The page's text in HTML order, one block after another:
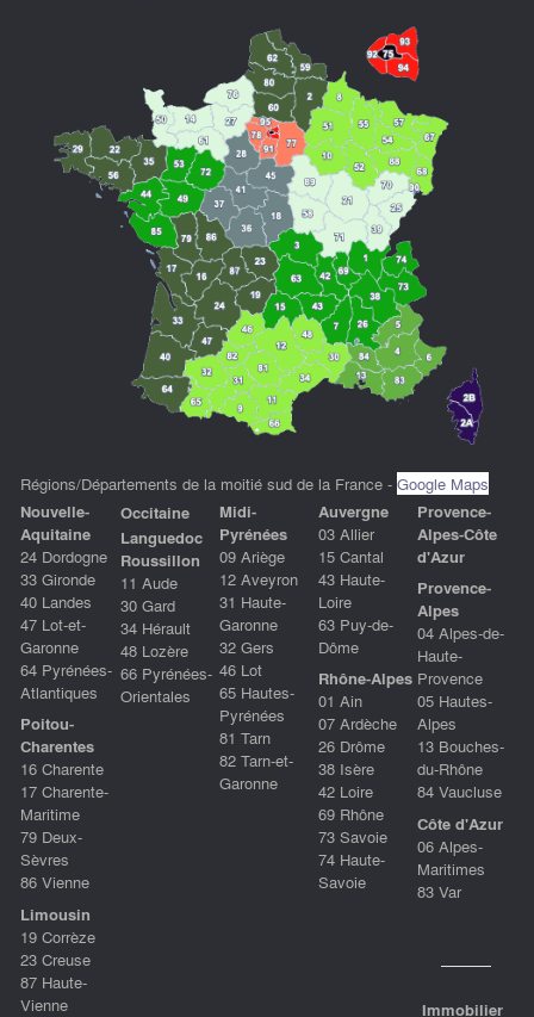
Régions/Départements de la moitié sud de la France - Google Maps
Nouvelle-
Aquitaine
24 Dordogne
33 Gironde
40 Landes
47 Lot-et-
Garonne
64 Pyrénées-
Atlantiques
Poitou-
Charentes
16 Charente
17 Charente-
Maritime
79 Deux-
Sèvres
86 Vienne
Limousin
19 Corrèze
23 Creuse
87 Haute-
Vienne
Occitaine
Languedoc
Roussillon
11 Aude
30 Gard
34 Hérault
48 Lozère
66 Pyrénées-
Orientales
Midi-
Pyrénées
09 Ariège
12 Aveyron
31 Haute-
Garonne
32 Gers
46 Lot
65 Hautes-
Pyrénées
81 Tarn
82 Tarn-et-
Garonne
Auvergne
03 Allier
15 Cantal
43 Haute-
Loire
63 Puy-de-
Dôme
Rhône-Alpes
01 Ain
07 Ardèche
26 Drôme
38 Isère
42 Loire
69 Rhône
73 Savoie
74 Haute-
Savoie
Provence-
Alpes-Côte
d'Azur
Provence-
Alpes
04 Alpes-de-
Haute-
Provence
05 Hautes-
Alpes
13 Bouches-
du-Rhône
84 Vaucluse
Côte d'Azur
06 Alpes-
Maritimes
83 Var
Immobilier